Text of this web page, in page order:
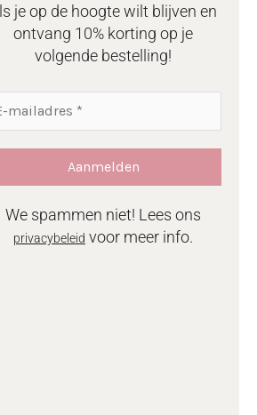
je op de hoogte wilt blijven en
ontvang 10% korting op je
volgende bestelling!
We spammen niet! Lees ons
privacybeleid voor meer info.